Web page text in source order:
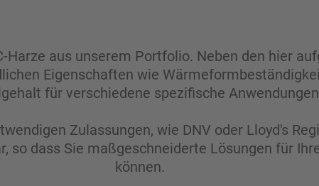
Harze aus unserem Portfolio. Neben den hier
Eigenschaften wie
für verschiedene spezifische
Zulassungen, wie DNV oder Lloyd's
so dass Sie maßgeschneiderte Lösungen für
können.